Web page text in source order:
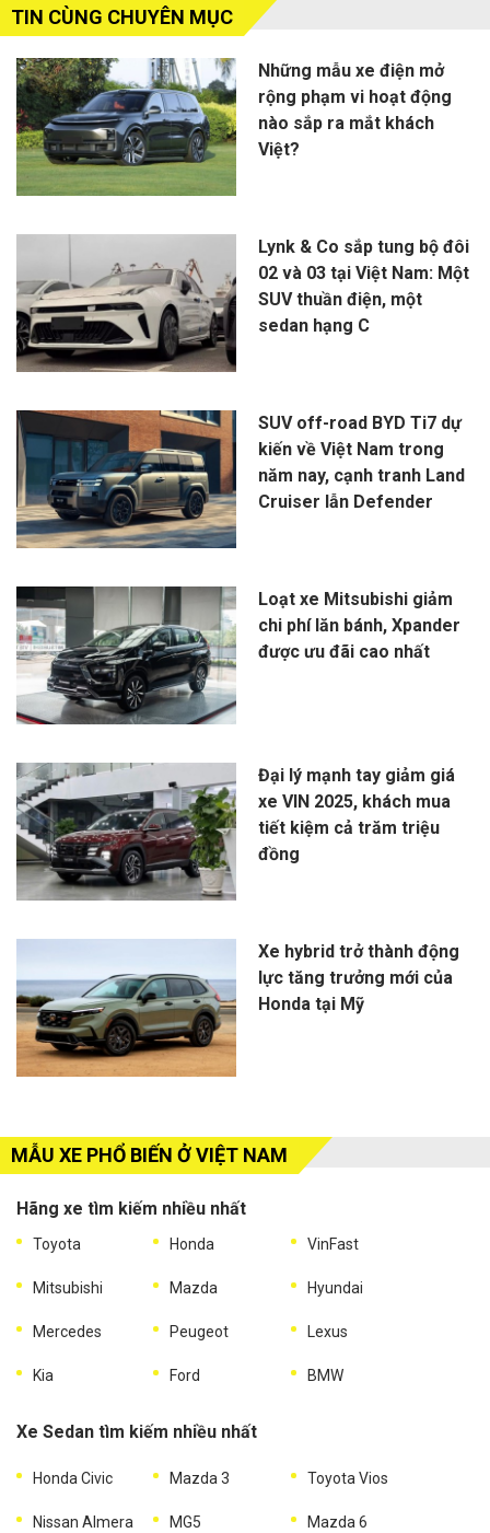
TIN CÙNG CHUYÊN MỤC
Những mẫu xe điện mở
rộng phạm vi hoạt động
nào sắp ra mắt khách
Việt?
Lynk & Co sắp tung bộ đôi
02 và 03 tại Việt Nam: Một
SUV thuần điện, một
sedan hạng C
SUV off-road BYD Ti7 dự
kiến về Việt Nam trong
năm nay, cạnh tranh Land
Cruiser lẫn Defender
Loạt xe Mitsubishi giảm
chi phí lăn bánh, Xpander
được ưu đãi cao nhất
Đại lý mạnh tay giảm giá
xe VIN 2025, khách mua
tiết kiệm cả trăm triệu
đồng
Xe hybrid trở thành động
lực tăng trưởng mới của
Honda tại Mỹ
MẪU XE PHỔ BIẾN Ở VIỆT NAM
Hãng xe tìm kiếm nhiều nhất
Toyota Honda VinFast
Mitsubishi Mazda Hyundai
Mercedes Peugeot Lexus
Kia Ford BMW
Xe Sedan tìm kiếm nhiều nhất
Honda Civic Mazda 3 Toyota Vios
Nissan Almera MG5 Mazda 6